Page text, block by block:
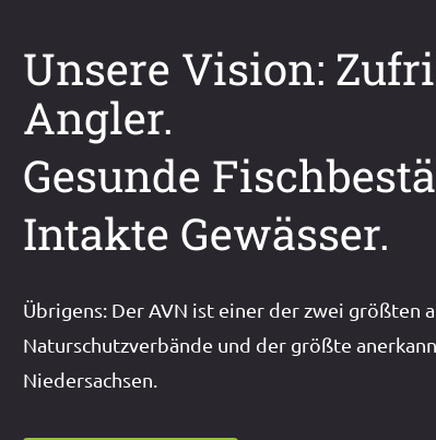
Unsere Vision:
Angler.
Gesunde
Intakte Gewässer.
Übrigens: Der AVN ist einer der zwei größten
Naturschutzverbände und der größte
Niedersachsen.